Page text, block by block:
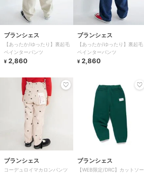
ブランシェス
【あったか/ゆったり】裏起毛
ペインターパンツ
¥ 2,860
ブランシェス
【あったか/ゆったり】裏起毛
ペインターパンツ
¥ 2,860
ブランシェス
コーデュロイマカロンパンツ
ブランシェス
【WEB限定/DRC】カットソー